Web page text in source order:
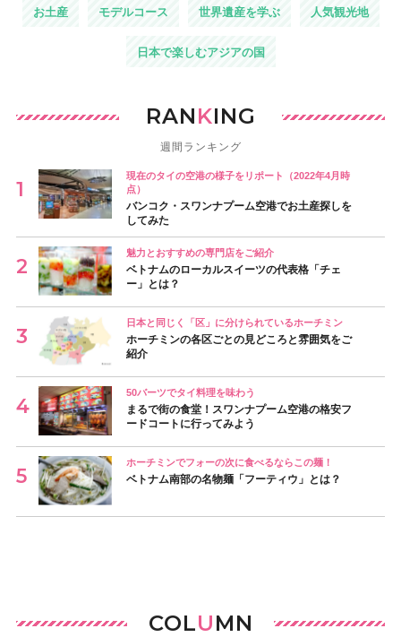
お土産 モデルコース 世界遺産を学ぶ 人気観光地
日本で楽しむアジアの国
RANKING
週間ランキング
現在のタイの空港の様子をリポート（2022年4月時
点）
バンコク・スワンナプーム空港でお土産探しを
してみた
魅力とおすすめの専門店をご紹介
ベトナムのローカルスイーツの代表格「チェ
ー」とは？
日本と同じく「区」に分けられているホーチミン
ホーチミンの各区ごとの見どころと雰囲気をご
紹介
50バーツでタイ料理を味わう
まるで街の食堂！スワンナプーム空港の格安フ
ードコートに行ってみよう
ホーチミンでフォーの次に食べるならこの麺！
ベトナム南部の名物麺「フーティウ」とは？
COLUMN